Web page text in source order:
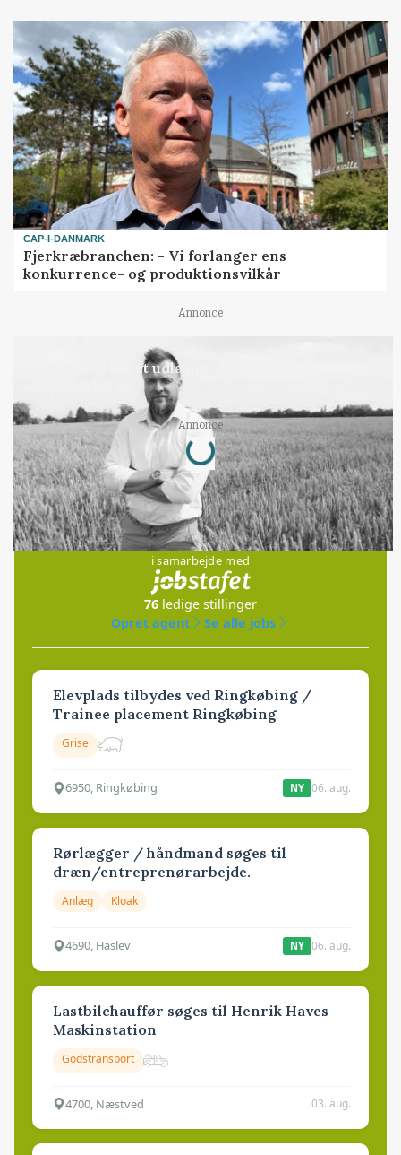
CAP-I-DANMARK
Fjerkræbranchen: - Vi forlanger ens
konkurrence- og produktionsvilkår
Annonce
Det er en uskik at udlægge et røgslør om
Annonce
Loading...
Jobs
i samarbejde med
76 ledige stillinger
Opret agent
Se alle jobs
Elevplads tilbydes ved Ringkøbing /
Trainee placement Ringkøbing
Grise
6950, Ringkøbing NY 06. aug.
Rørlægger / håndmand søges til
dræn/entreprenørarbejde.
Anlæg Kloak
4690, Haslev NY 06. aug.
Lastbilchauffør søges til Henrik Haves
Maskinstation
Godstransport
4700, Næstved 03. aug.